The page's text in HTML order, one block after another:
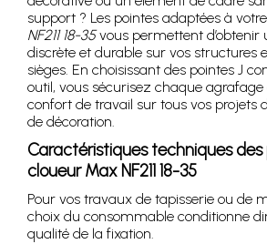
support ? Les pointes adaptées à
NF211 18-35vous permettent d’obtenir
discrète et durable sur vos structures
sièges. En choisissant des pointes J
outil, vous sécurisez chaque
confort de travail sur tous vos projets
de décoration.
Caractéristiques techniques des
cloueur Max NF211 18-35
Pour vos travaux de tapisserie ou de
choix du consommable conditionne
qualité de la fixation.